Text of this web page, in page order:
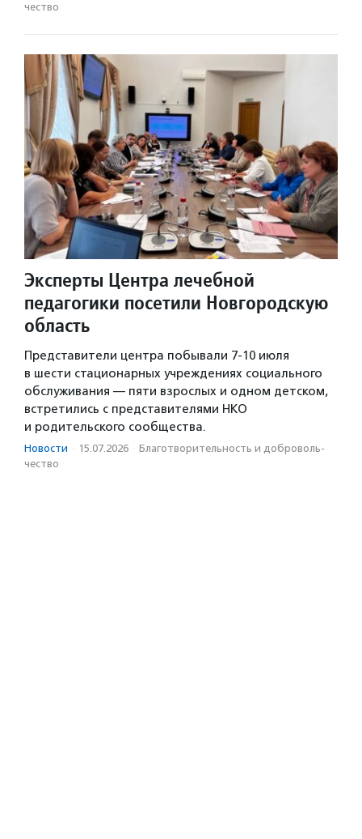
чест­во
Эксперты Центра лечебной
педагогики посетили Новгородскую
область
Представители центра побывали 7-10 июля
в шести стационарных учреждениях социального
обслуживания — пяти взрослых и одном детском,
встретились с представителями НКО
и родительского сообщества.
Новости · 15.07.2026 · Благотвори­тель­ность и доброволь­
чест­во